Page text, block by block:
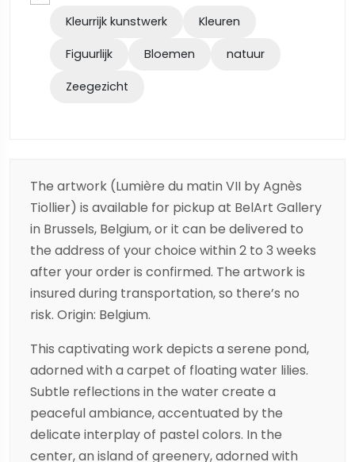
Kleurrijk kunstwerk Kleuren
Figuurlijk Bloemen natuur
Zeegezicht
The artwork (Lumière du matin VII by Agnès
Tiollier) is available for pickup at BelArt Gallery
in Brussels, Belgium, or it can be delivered to
the address of your choice within 2 to 3 weeks
after your order is confirmed. The artwork is
insured during transportation, so there’s no
risk. Origin: Belgium.
This captivating work depicts a serene pond,
adorned with a carpet of floating water lilies.
Subtle reflections in the water create a
peaceful ambiance, accentuated by the
delicate interplay of pastel colors. In the
center, an island of greenery, adorned with